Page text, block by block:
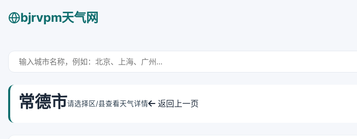
bjrvpm天气网
常德市请选择区/县查看天气详情 返回上一页